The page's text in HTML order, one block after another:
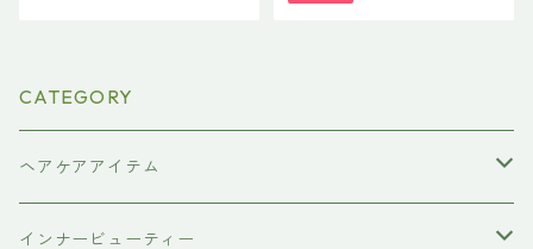
CATEGORY
ヘアケアアイテム
シャンプー
インナービューティー